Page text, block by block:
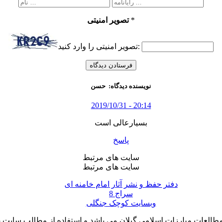
تصویر امنیتی *
تصویر امنیتی را وارد کنید:
نویسنده دیدگاه: حسن
2019/10/31 - 20:14
بسیارعالی است
پاسخ
سایت های مرتبط
سایت های مرتبط
دفتر حفظ و نشر آثار امام خامنه ای
سراج 8
وبسایت کوچک جنگلی